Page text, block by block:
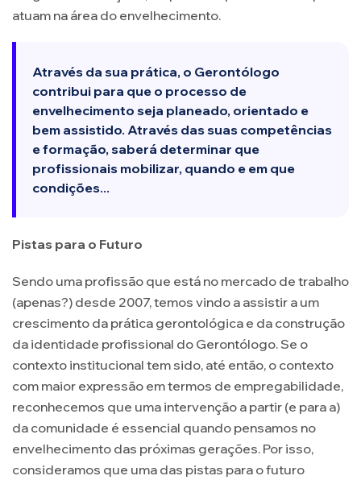
atuam na área do envelhecimento.
Através da sua prática, o Gerontólogo
contribui para que o processo de
envelhecimento seja planeado, orientado e
bem assistido. Através das suas competências
e formação, saberá determinar que
profissionais mobilizar, quando e em que
condições...
Pistas para o Futuro
Sendo uma profissão que está no mercado de trabalho
(apenas?) desde 2007, temos vindo a assistir a um
crescimento da prática gerontológica e da construção
da identidade profissional do Gerontólogo. Se o
contexto institucional tem sido, até então, o contexto
com maior expressão em termos de empregabilidade,
reconhecemos que uma intervenção a partir (e para a)
da comunidade é essencial quando pensamos no
envelhecimento das próximas gerações. Por isso,
consideramos que uma das pistas para o futuro